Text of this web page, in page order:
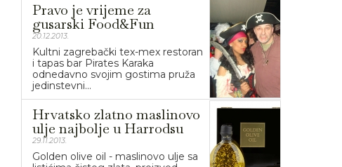
Pravo je vrijeme za
gusarski Food&Fun
20.12.2013.
Kultni zagrebački tex-mex restoran
i tapas bar Pirates Karaka
odnedavno svojim gostima pruža
jedinstevni...
Hrvatsko zlatno maslinovo
ulje najbolje u Harrodsu
29.11.2013.
Golden olive oil - maslinovo ulje sa